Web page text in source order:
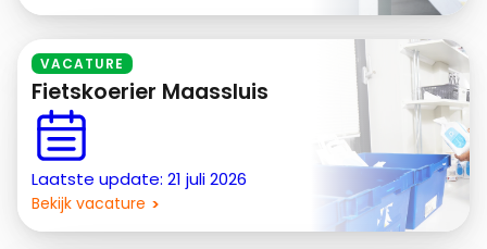
VACATURE
Fietskoerier Maassluis
Laatste update: 21 juli 2026
Bekijk vacature